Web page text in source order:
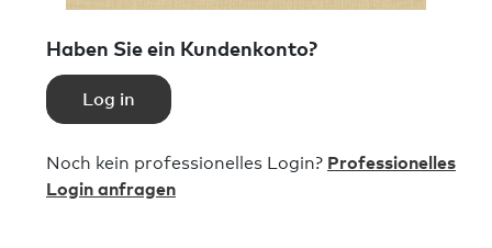
Haben Sie ein Kundenkonto?
Log in
Noch kein professionelles Login? Professionelles
Login anfragen